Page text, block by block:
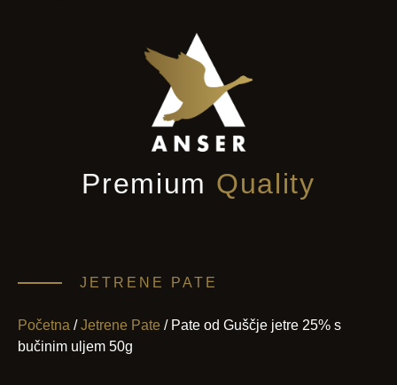
JETRENE PATE
Početna /Jetrene Pate / Pate od Guščje jetre 25% s
bučinim uljem 50g
Premium Quality